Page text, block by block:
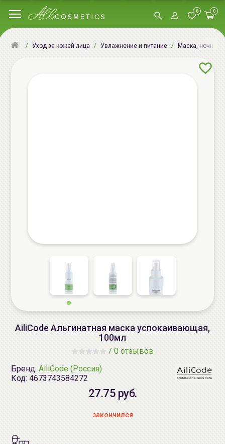
0 0
Уход за кожей лица Увлажнение и питание Маска, ночная
AiliCode Альгинатная маска успокаивающая,
100мл
/ 0 отзывов
Бренд: AiliCode (Россия)
Код: 4673743584272
27.75 руб.
закончился